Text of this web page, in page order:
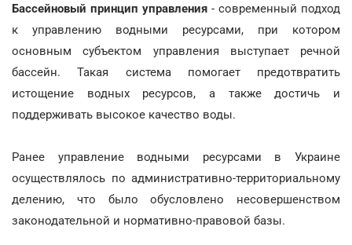
Бассейновый принцип управления - современный подход
к управлению водными ресурсами, при котором
основным субъектом управления выступает речной
бассейн. Такая система помогает предотвратить
истощение водных ресурсов, а также достичь и
поддерживать высокое качество воды.
Ранее управление водными ресурсами в Украине
осуществлялось по административно-территориальному
делению, что было обусловлено несовершенством
законодательной и нормативно-правовой базы.